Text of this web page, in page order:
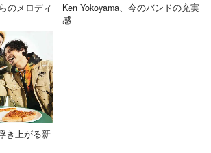
のメロディ
Ken Yokoyama、今のバンドの充実
感
き上がる新